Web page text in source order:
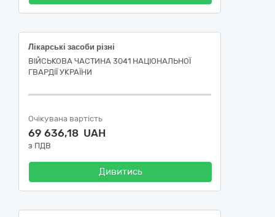
Лікарські засоби різні
ВІЙСЬКОВА ЧАСТИНА 3041 НАЦІОНАЛЬНОЇ
ГВАРДІЇ УКРАЇНИ
Очікувана вартість
69 636,18 UAH
з ПДВ
Дивитись